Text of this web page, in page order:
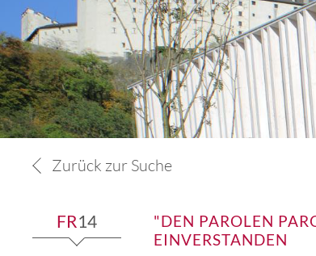
Zurück zur Suche
FR14
"DEN PAROLEN
EINVERSTANDEN